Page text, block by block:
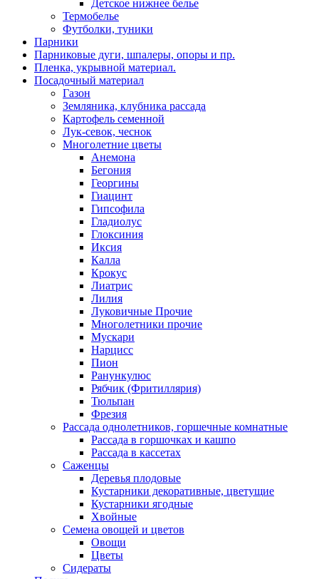
Детское нижнее белье
Термобелье
Футболки, туники
Парники
Парниковые дуги, шпалеры, опоры и пр.
Пленка, укрывной материал.
Посадочный материал
Газон
Земляника, клубника рассада
Картофель семенной
Лук-севок, чеснок
Многолетние цветы
Анемона
Бегония
Георгины
Гиацинт
Гипсофила
Гладиолус
Глоксиния
Иксия
Калла
Крокус
Лиатрис
Лилия
Луковичные Прочие
Многолетники прочие
Мускари
Нарцисс
Пион
Ранункулюс
Рябчик (Фритиллярия)
Тюльпан
Фрезия
Рассада однолетников, горшечные комнатные
Рассада в горшочках и кашпо
Рассада в кассетах
Саженцы
Деревья плодовые
Кустарники декоративные, цветущие
Кустарники ягодные
Хвойные
Семена овощей и цветов
Овощи
Цветы
Сидераты